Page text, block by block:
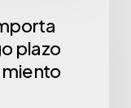
plazo